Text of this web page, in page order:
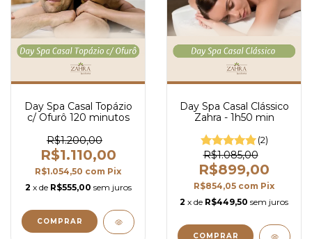
Day Spa Casal Topázio
c/ Ofurô 120 minutos
R$1.200,00
R$1.110,00
R$1.054,50 com Pix
2 x de R$555,00 sem juros
Day Spa Casal Clássico
Zahra - 1h50 min
(2)
R$1.085,00
R$899,00
R$854,05 com Pix
2 x de R$449,50 sem juros